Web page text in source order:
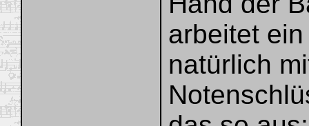
arbeitet
natürlich